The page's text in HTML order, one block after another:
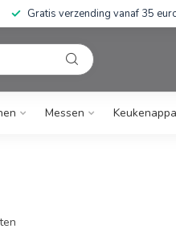
Gratis verzending vanaf 35
Messen